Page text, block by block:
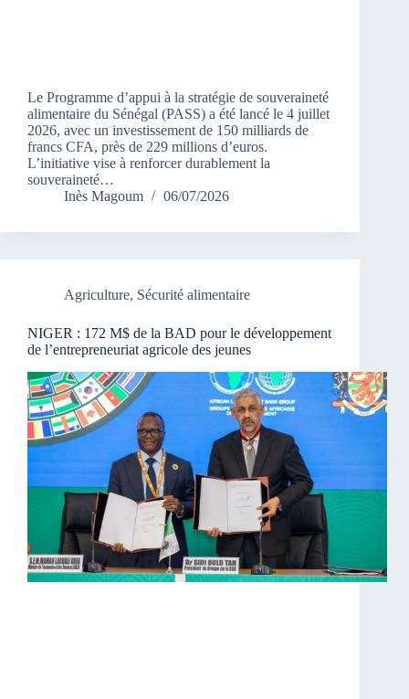
Le Programme d’appui à la stratégie de souveraineté
alimentaire du Sénégal (PASS) a été lancé le 4 juillet
2026, avec un investissement de 150 milliards de
francs CFA, près de 229 millions d’euros.
L’initiative vise à renforcer durablement la
souveraineté…
Inès Magoum
06/07/2026
Agriculture, Sécurité alimentaire
NIGER : 172 M$ de la BAD pour le développement
de l’entrepreneuriat agricole des jeunes